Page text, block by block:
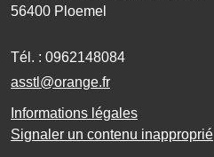
56400 Ploemel
Tél. : 0962148084
asstl@orange.fr
Informations légales
Signaler un contenu inapproprié